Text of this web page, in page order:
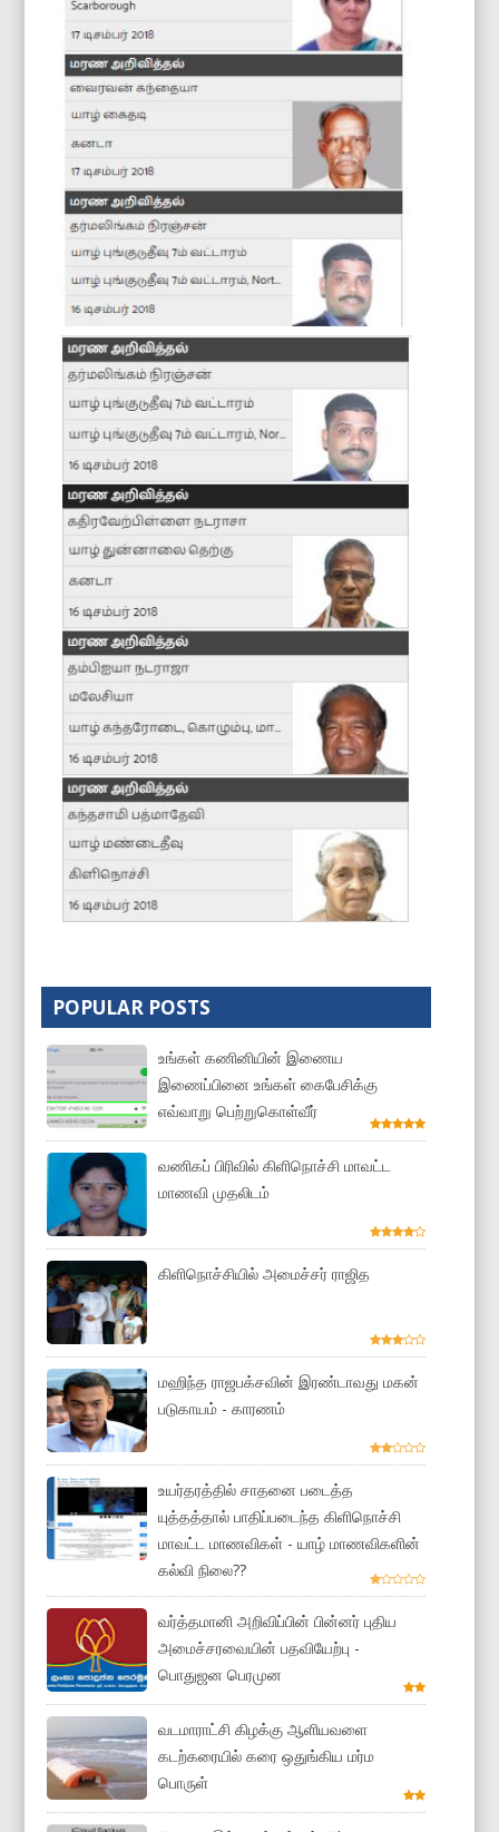
POPULAR POSTS
உங்கள் கணினியின் இணைய
இணைப்பினை உங்கள் கைபேசிக்கு
எவ்வாறு பெற்றுகொள்வீர்
வணிகப் பிரிவில் கிளிநொச்சி மாவட்ட
மாணவி முதலிடம்
கிளிநொச்சியில் அமைச்சர் ராஜித
மஹிந்த ராஜபக்சவின் இரண்டாவது மகன்
படுகாயம் - காரணம்
உயர்தரத்தில் சாதனை படைத்த
யுத்தத்தால் பாதிப்படைந்த கிளிநொச்சி
மாவட்ட மாணவிகள் - யாழ் மாணவிகளின்
கல்வி நிலை??
வர்த்தமானி அறிவிப்பின் பின்னர் புதிய
அமைச்சரவையின் பதவியேற்பு -
பொதுஜன பெரமுன
வடமாராட்சி கிழக்கு ஆளியவளை
கடற்கரையில் கரை ஒதுங்கிய மர்ம
பொருள்